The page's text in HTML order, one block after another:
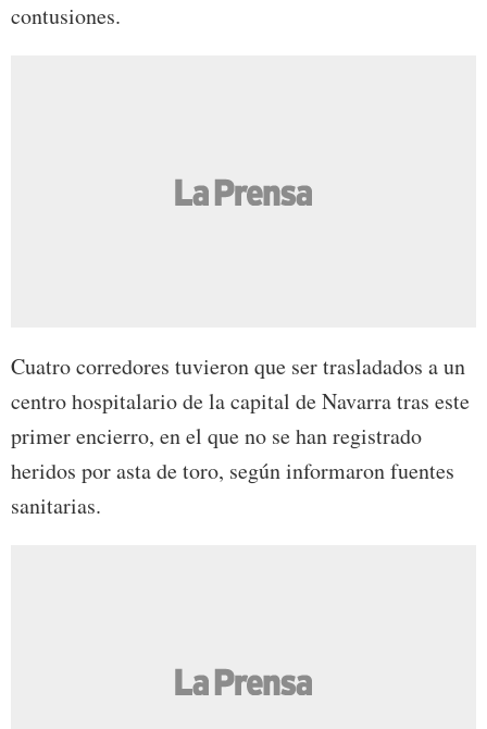
contusiones.
Cuatro corredores tuvieron que ser trasladados a un
centro hospitalario de la capital de Navarra tras este
primer encierro, en el que no se han registrado
heridos por asta de toro, según informaron fuentes
sanitarias.